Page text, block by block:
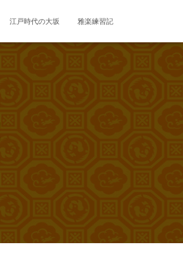
江戸時代の大坂 雅楽練習記